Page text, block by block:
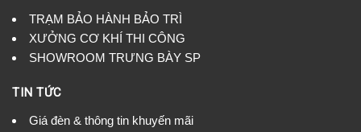
TRẠM BẢO HÀNH BẢO TRÌ
XƯỞNG CƠ KHÍ THI CÔNG
SHOWROOM TRƯNG BÀY SP
TIN TỨC
Giá đèn & thông tin khuyến mãi